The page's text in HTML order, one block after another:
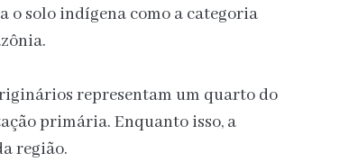
o solo indígena como a categoria
representam um quarto do
primária. Enquanto isso, a
região.